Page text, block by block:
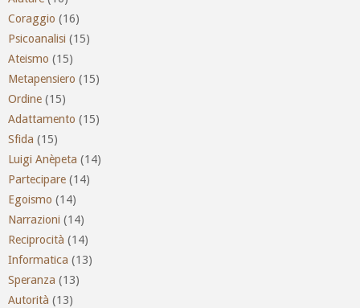
Coraggio (16)
Psicoanalisi (15)
Ateismo (15)
Metapensiero (15)
Ordine (15)
Adattamento (15)
Sfida (15)
Luigi Anèpeta (14)
Partecipare (14)
Egoismo (14)
Narrazioni (14)
Reciprocità (14)
Informatica (13)
Speranza (13)
Autorità (13)